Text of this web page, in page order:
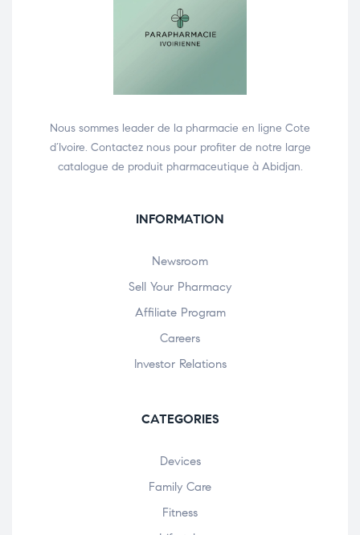
Nous sommes leader de la pharmacie en ligne Cote
d’Ivoire. Contactez nous pour profiter de notre large
catalogue de produit pharmaceutique à Abidjan.
INFORMATION
Newsroom
Sell Your Pharmacy
Affiliate Program
Careers
Investor Relations
CATEGORIES
Devices
Family Care
Fitness